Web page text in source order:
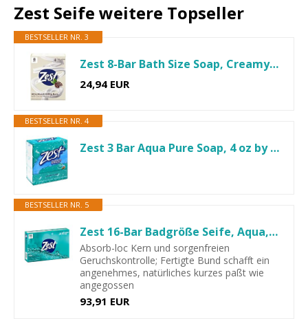
Zest Seife weitere Topseller
BESTSELLER NR. 3
Zest 8-Bar Bath Size Soap, Creamy Cocoa Butter & Shea, 4 Ounce by...
24,94 EUR
BESTSELLER NR. 4
Zest 3 Bar Aqua Pure Soap, 4 oz by Zest
BESTSELLER NR. 5
Zest 16-Bar Badgröße Seife, Aqua, 4 Ounce
Absorb-loc Kern und sorgenfreien
Geruchskontrolle; Fertigte Bund schafft ein
angenehmes, natürliches kurzes paßt wie
angegossen
93,91 EUR